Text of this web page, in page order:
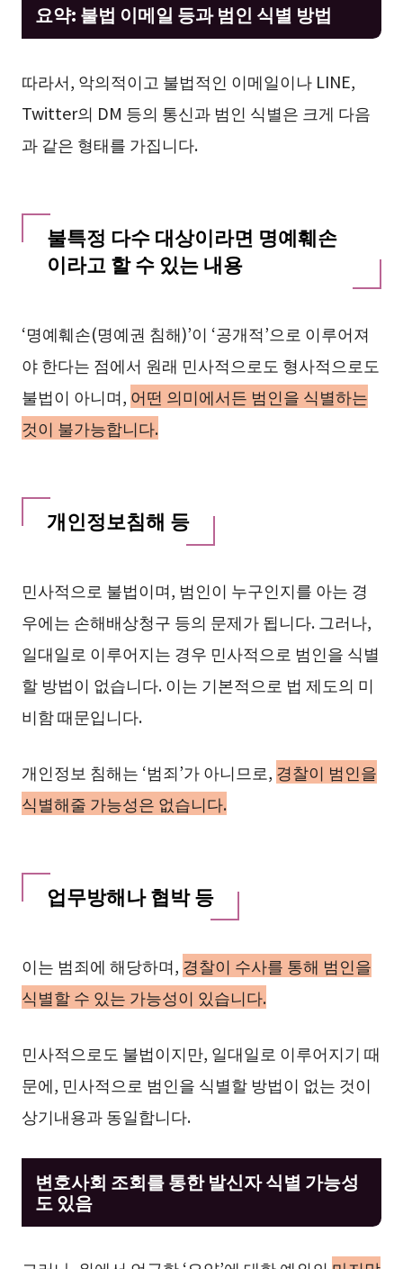
요약: 불법 이메일 등과 범인 식별 방법
따라서, 악의적이고 불법적인 이메일이나 LINE,
Twitter의 DM 등의 통신과 범인 식별은 크게 다음
과 같은 형태를 가집니다.
불특정 다수 대상이라면 명예훼손
이라고 할 수 있는 내용
‘명예훼손(명예권 침해)’이 ‘공개적’으로 이루어져
야 한다는 점에서 원래 민사적으로도 형사적으로도
불법이 아니며, 어떤 의미에서든 범인을 식별하는
것이 불가능합니다.
개인정보침해 등
민사적으로 불법이며, 범인이 누구인지를 아는 경
우에는 손해배상청구 등의 문제가 됩니다. 그러나,
일대일로 이루어지는 경우 민사적으로 범인을 식별
할 방법이 없습니다. 이는 기본적으로 법 제도의 미
비함 때문입니다.
개인정보 침해는 ‘범죄’가 아니므로, 경찰이 범인을
식별해줄 가능성은 없습니다.
업무방해나 협박 등
이는 범죄에 해당하며, 경찰이 수사를 통해 범인을
식별할 수 있는 가능성이 있습니다.
민사적으로도 불법이지만, 일대일로 이루어지기 때
문에, 민사적으로 범인을 식별할 방법이 없는 것이
상기내용과 동일합니다.
변호사회 조회를 통한 발신자 식별 가능성
도 있음